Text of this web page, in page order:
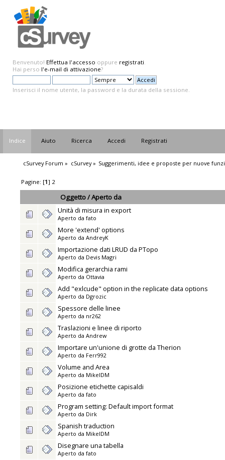
Benvenuto! Effettua l'accesso oppure registrati.
Hai perso l'e-mail di attivazione?
Inserisci il nome utente, la password e la durata della sessione.
Indice Aiuto Ricerca Accedi Registrati
cSurvey Forum » cSurvey» Suggerimenti, idee e proposte per nuove
Pagine: [1] 2
Oggetto/Aperto da
Unità di misura in export
Aperto da fato
More 'extend' options
Aperto da AndreyK
Importazione dati LRUD da PTopo
Aperto da Devis Magri
Modifica gerarchia rami
Aperto da Ottavia
Add "exlcude" option in the replicate data options
Aperto da Dgrozic
Spessore delle linee
Aperto da nr262
Traslazioni e linee di riporto
Aperto da Andrew
Importare un'unione di grotte da Therion
Aperto da Ferr992
Volume and Area
Aperto da MikelDM
Posizione etichette capisaldi
Aperto da fato
Program setting: Default import format
Aperto da Dirk
Spanish traduction
Aperto da MikelDM
Disegnare una tabella
Aperto da fato